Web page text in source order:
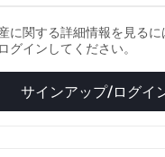
に関する詳細情報を見る
グインしてください。
サインアップ/ログイ